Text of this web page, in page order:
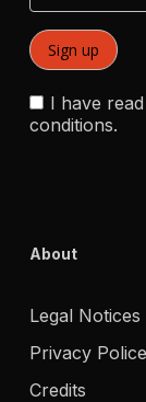
I have
conditions.
About
Legal Notices
Privacy Police
Credits